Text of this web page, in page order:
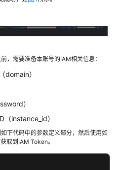
，需要准备本账号的IAM相关信息：
domain）
）
（instance_id）
下代码中的参数定义部分，然后使用如
取到IAM Token。